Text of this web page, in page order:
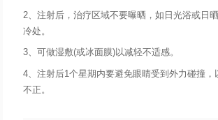
2、注射后，治疗区域不要曝晒，如日光浴或日
冷处。
3、可做湿敷(或冰面膜)以减轻不适感。
4、注射后1个星期内要避免眼睛受到外力碰撞，
不正。